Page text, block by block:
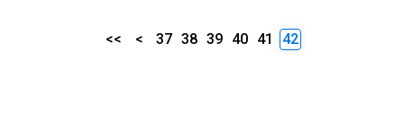
<< < 37 38 39 40 41 42